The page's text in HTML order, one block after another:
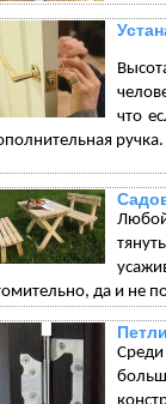
что
ручка.
да и не